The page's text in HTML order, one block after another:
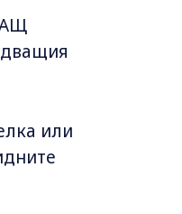
или